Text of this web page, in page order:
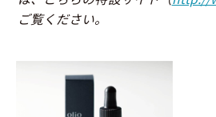
ご覧ください。